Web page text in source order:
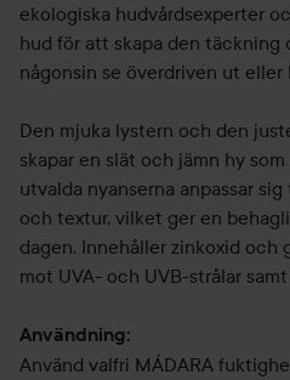
ekologiska hudvårdsexperter
hud för att skapa den täckning
någonsin se överdriven ut eller
Den mjuka lystern och den
skapar en slät och jämn hy
utvalda nyanserna anpassar
och textur, vilket ger en
dagen. Innehåller zinkoxid
mot UVA- och UVB-strålar
Användning:
Använd valfri MÁDARA